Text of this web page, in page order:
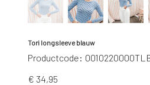
Tori longsleeve blauw
Productcode:
Productcode
0010220000TLB
Prijs
€ 34,95